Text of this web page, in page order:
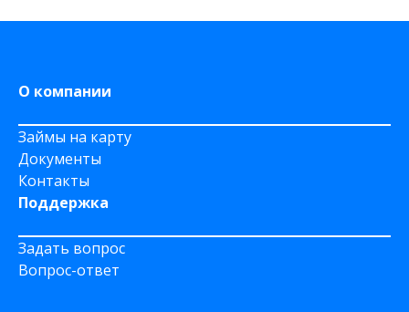
На Сберкнижку
О компании
Займы на карту
Документы
Контакты
Поддержка
Задать вопрос
Вопрос-ответ